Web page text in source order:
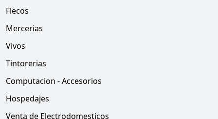
Flecos
Mercerias
Vivos
Tintorerias
Computacion - Accesorios
Hospedajes
Venta de Electrodomesticos